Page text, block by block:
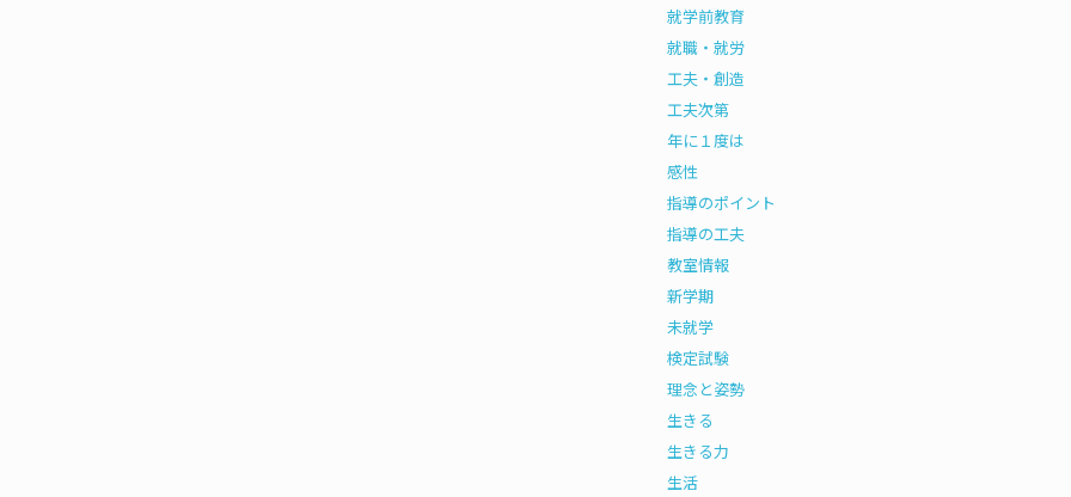
就学前教育
就職・就労
工夫・創造
工夫次第
年に１度は
感性
指導のポイント
指導の工夫
教室情報
新学期
未就学
検定試験
理念と姿勢
生きる
生きる力
生活